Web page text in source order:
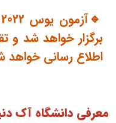
اطلاع رسانی خواهد
معرفی دانشگاه آک